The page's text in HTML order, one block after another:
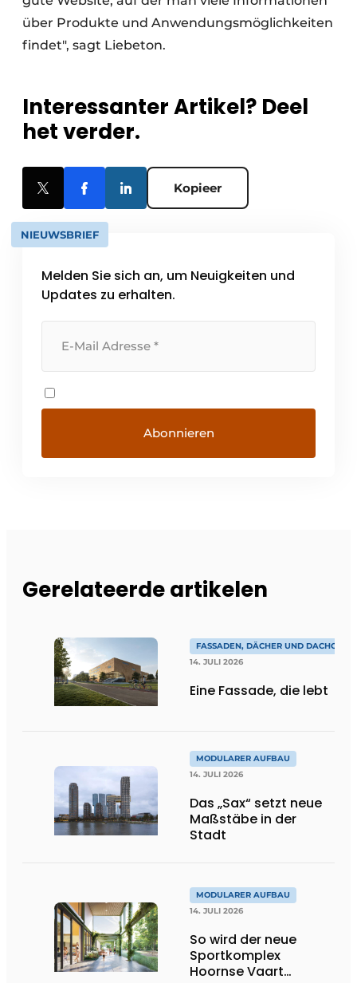
über Produkte und Anwendungsmöglichkeiten
findet", sagt Liebeton.
Interessanter Artikel? Deel
het verder.
Kopieer
NIEUWSBRIEF
Melden Sie sich an, um Neuigkeiten und
Updates zu erhalten.
Gerelateerde artikelen
FASSADEN, DÄCHER UND
14. JULI 2026
Eine Fassade, die lebt
MODULARER AUFBAU
14. JULI 2026
Das „Sax“ setzt neue
Maßstäbe in der
Stadt
MODULARER AUFBAU
14. JULI 2026
So wird der neue
Sportkomplex
Hoornse Vaart